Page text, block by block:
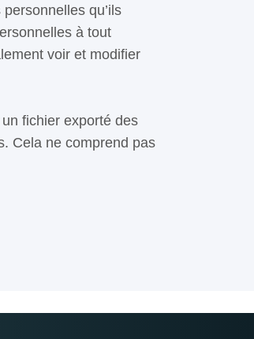
qu’ils
à tout
voir et modifier
fichier exporté des
Cela ne comprend pas